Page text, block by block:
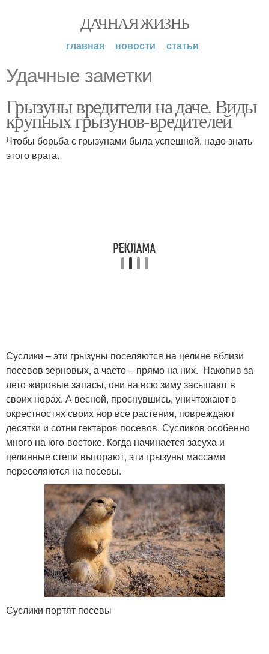
ДАЧНАЯ ЖИЗНЬ
главная новости статьи
Удачные заметки
Грызуны вредители на даче. Виды
крупных грызунов-вредителей
Чтобы борьба с грызунами была успешной, надо знать
этого врага.
Суслики – эти грызуны поселяются на целине вблизи
посевов зерновых, а часто – прямо на них. Накопив за
лето жировые запасы, они на всю зиму засыпают в
своих норах. А весной, проснувшись, уничтожают в
окрестностях своих нор все растения, повреждают
десятки и сотни гектаров посевов. Сусликов особенно
много на юго-востоке. Когда начинается засуха и
целинные степи выгорают, эти грызуны массами
переселяются на посевы.
Суслики портят посевы